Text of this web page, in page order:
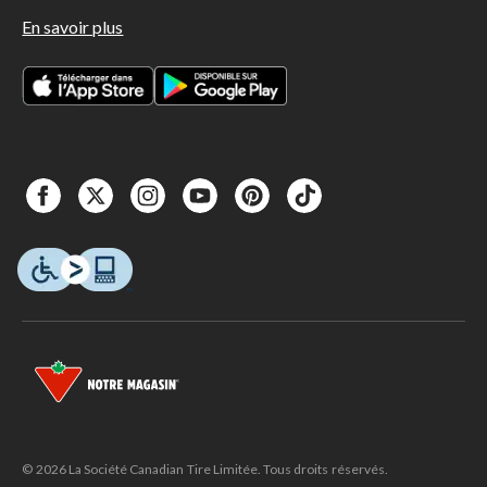
En savoir plus
© 2026 La Société Canadian Tire Limitée. Tous droits réservés.